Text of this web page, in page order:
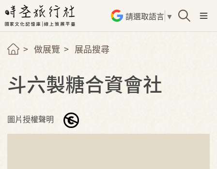
請選取語言 ▼
做展覽 展品搜尋
斗六製糖合資會社
圖片授權聲明